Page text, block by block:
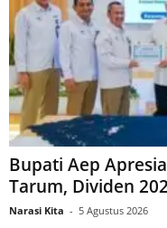
Bupati Aep
Tarum, Dividen
Narasi Kita - 5 Agustus 2026